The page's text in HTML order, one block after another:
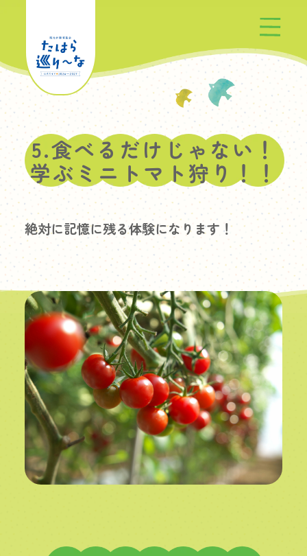
たはら巡り〜なとは
プログラム一覧
お知らせ
参加方法
5.食べるだけじゃない！
学ぶミニトマト狩り！！
絶対に記憶に残る体験になります！